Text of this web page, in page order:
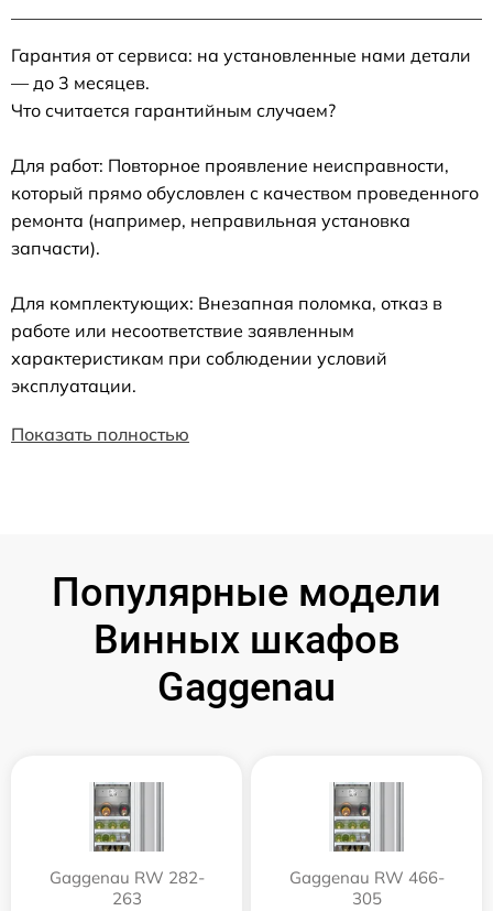
Гарантия от сервиса: на установленные нами детали
— до 3 месяцев.
Что считается гарантийным случаем?
Для работ: Повторное проявление неисправности,
который прямо обусловлен с качеством проведенного
ремонта (например, неправильная установка
запчасти).
Для комплектующих: Внезапная поломка, отказ в
работе или несоответствие заявленным
характеристикам при соблюдении условий
эксплуатации.
Показать полностью
Популярные модели
Винных шкафов
Gaggenau
Gaggenau RW 282-
263
Gaggenau RW 466-
305